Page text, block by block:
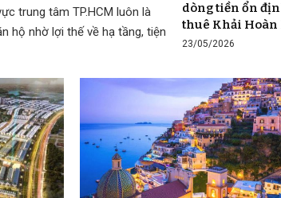
trung tâm TP.HCM luôn là
hộ nhờ lợi thế về hạ tầng, tiện
dòng tiền ổn
thuê Khải
23/05/2026